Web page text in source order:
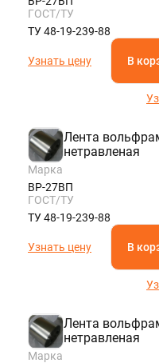
ГОСТ/ТУ
ТУ 48-19-239-88
Узнать цену В
Лента
нетравленая
Марка
ВР-27ВП
ГОСТ/ТУ
ТУ 48-19-239-88
Узнать цену В
Лента
нетравленая
Марка